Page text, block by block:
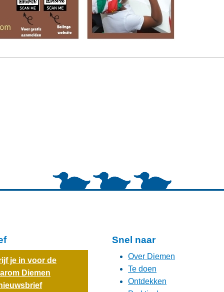
je in voor de
Diemen
Snel naar
Over Diemen
Te doen
Ontdekken